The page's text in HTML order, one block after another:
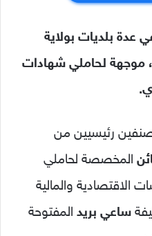
عدة بلديات بولاية
لحاملي شهادات
رئيسيين من
المخصصة لحاملي
والمالية
ساعي بريد المفتوحة